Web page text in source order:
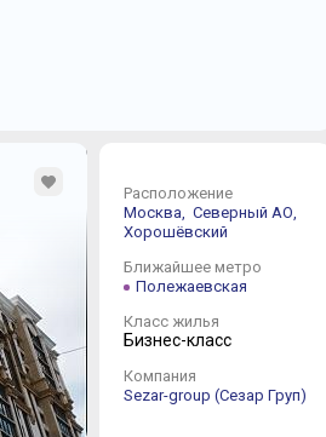
Расположение
Москва,
Северный АО,
Хорошёвский
Ближайшее метро
Полежаевская
Класс жилья
Бизнес-класс
Компания
Sezar-group (Сезар Груп)